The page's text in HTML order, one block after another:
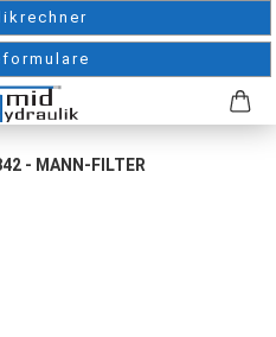
- MANN-FILTER